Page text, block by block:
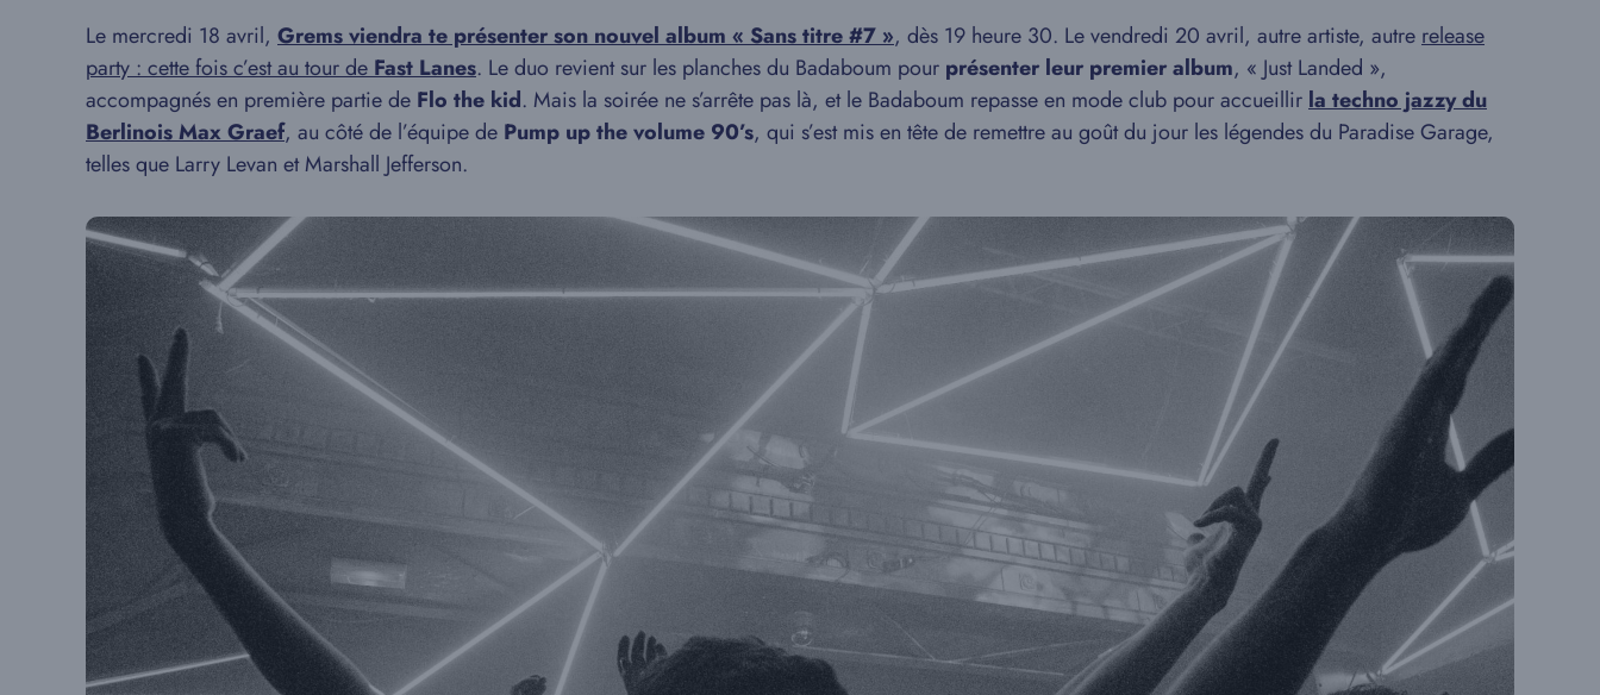
Le mercredi 18 avril, Grems viendra te présenter son nouvel album « Sans titre #7 », dès 19 heure 30. Le vendredi 20 avril, autre artiste, autre release
party : cette fois c’est au tour de Fast Lanes. Le duo revient sur les planches du Badaboum pour présenter leur premier album, « Just Landed »,
accompagnés en première partie de Flo the kid. Mais la soirée ne s’arrête pas là, et le Badaboum repasse en mode club pour accueillir la techno jazzy du
Berlinois Max Graef, au côté de l’équipe de Pump up the volume 90’s, qui s’est mis en tête de remettre au goût du jour les légendes du Paradise Garage,
telles que Larry Levan et Marshall Jefferson.